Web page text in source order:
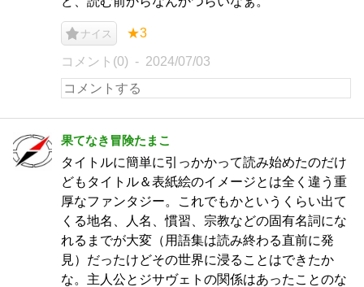
ナイス ★3
コメント(0) 2024/07/03
果てなき冒険たまこ
タイトルに簡単に引っかかって読み始めたのだけ
どもタイトル＆表紙絵のイメージとは全く違う重
厚なファンタジー。これでもかというくらい出て
くる地名、人名、慣習、宗教などの固有名詞にな
れるまでが大変（用語集は読み終わる直前に発
見）だったけどその世界に浸ることはできたか
な。主人公とジサヴェトの関係はあったことのな